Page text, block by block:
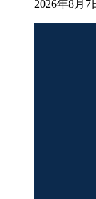
2026年8月7